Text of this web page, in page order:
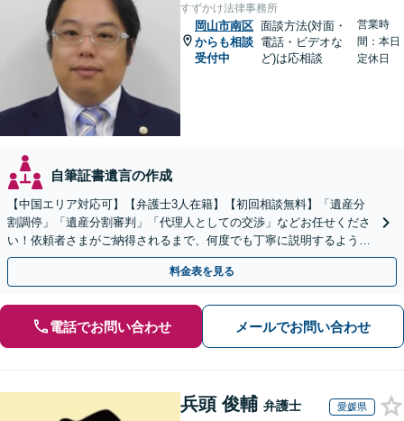
すずかけ法律事務所
岡山市南区
からも相談
受付中
面談方法(対面・
電話・ビデオな
ど)は応相談
営業時
間：本日
定休日
自筆証書遺言の作成
【中国エリア対応可】【弁護士3人在籍】【初回相談無料】「遺産分
割調停」「遺産分割審判」「代理人としての交渉」などお任せくださ
い！依頼者さまがご納得されるまで、何度でも丁寧に説明するよう心
掛けています【土日祝／夜間対応可】【当日／電話相談可】
料金表を見る
電話でお問い合わせ メールでお問い合わせ
兵頭 俊輔 弁護士 愛媛県